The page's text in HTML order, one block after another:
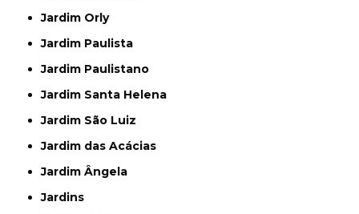
Jardim Orly
Jardim Paulista
Jardim Paulistano
Jardim Santa Helena
Jardim São Luiz
Jardim das Acácias
Jardim Ângela
Jardins